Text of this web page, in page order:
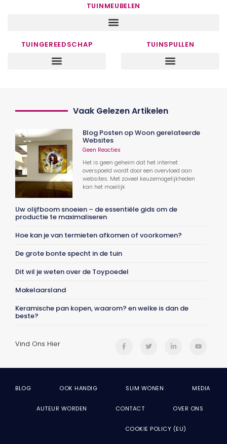
TUINMEUBELEN
TUINGEREEDSCHAP TUINSPULLEN
Vaak Gelezen Artikelen
Blog Posten op Woon gerelateerde
Websites
Geen Reacties
Het is geen geheim dat het internet
overspoeld wordt door een overvloed aan
websites. Met zoveel keuzemogelijkheden
kan het moeilijk
Uw olijfboom snoeien – de essentiële gids om de
productie te maximaliseren
Hoe kan je van termieten afkomen of voorkomen?
De grote bonte specht in de tuin
Dit wil je weten over de Toypoedel
Makelaarsland
Keramische pan kopen, waarom? en welke is dan de
beste?
Vind Ons Hier
BLOG OOK HANDIG SLIM WONEN MEDIA
AUTEUR WORDEN CONTACT OVER ONS
COOKIE POLICY (EU)